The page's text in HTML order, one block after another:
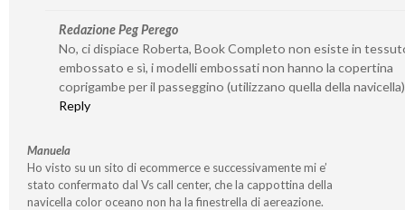
Redazione Peg Perego
No, ci dispiace Roberta, Book Completo non esiste in
embossato e sì, i modelli embossati non hanno la copertina
coprigambe per il passeggino (utilizzano quella della
Reply
Manuela
Ho visto su un sito di ecommerce e successivamente mi e’
stato confermato dal Vs call center, che la cappottina della
navicella color oceano non ha la finestrella di aereazione.